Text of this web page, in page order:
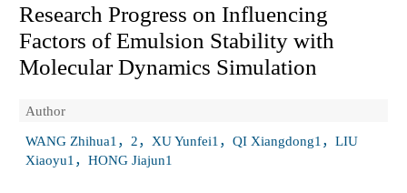
Research Progress on Influencing
Factors of Emulsion Stability with
Molecular Dynamics Simulation
Author
WANG Zhihua1，2，XU Yunfei1，QI Xiangdong1，LIU
Xiaoyu1，HONG Jiajun1